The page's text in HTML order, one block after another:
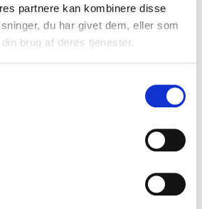
partnere kan kombinere disse
du har givet dem, eller som
brug af deres tjenester.
kontrakter og blanketter